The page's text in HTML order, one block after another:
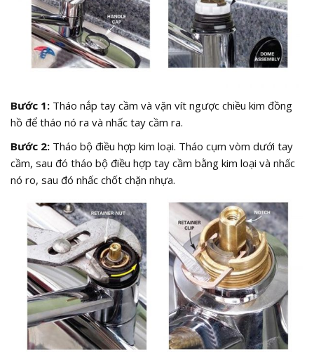
Bước 1: Tháo nắp tay cầm và vặn vít ngược chiều kim đồng
hồ để tháo nó ra và nhấc tay cầm ra.
Bước 2: Tháo bộ điều hợp kim loại. Tháo cụm vòm dưới tay
cầm, sau đó tháo bộ điều hợp tay cầm bằng kim loại và nhấc
nó ro, sau đó nhấc chốt chặn nhựa.